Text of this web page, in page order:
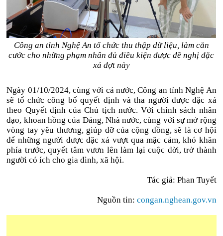
Công an tỉnh Nghệ An tổ chức thu thập dữ liệu, làm căn
cước cho những phạm nhân đủ điều kiện được đề nghị đặc
xá đợt này
Ngày 01/10/2024, cùng với cả nước, Công an tỉnh Nghệ An
sẽ tổ chức công bố quyết định và tha người được đặc xá
theo Quyết định của Chủ tịch nước. Với chính sách nhân
đạo, khoan hồng của Đảng, Nhà nước, cùng với sự mở rộng
vòng tay yêu thương, giúp đỡ của cộng đồng, sẽ là cơ hội
để những người được đặc xá vượt qua mặc cảm, khó khăn
phía trước, quyết tâm vươn lên làm lại cuộc đời, trở thành
người có ích cho gia đình, xã hội.
Tác giả: Phan Tuyết
Nguồn tin: congan.nghean.gov.vn